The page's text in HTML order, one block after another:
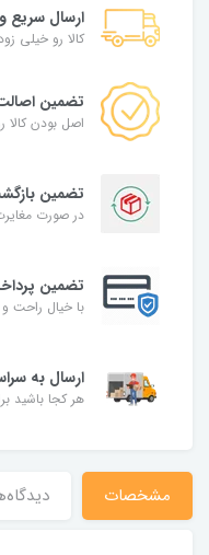
ارسال سریع
کالا رو خیلی
تضمین
اصل بودن کالا
تضمین
در صورت
تضمین
با خیال راحت
ارسال به
هر کجا باشید
مشخصات